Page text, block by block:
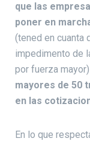
que las
poner en
(tened en cuanta
impedimento de
por fuerza
mayores de 50
en las
En lo que